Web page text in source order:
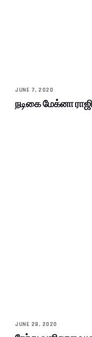
JUNE 7, 2020
நடிகை மேக்னா
JUNE 28, 2020